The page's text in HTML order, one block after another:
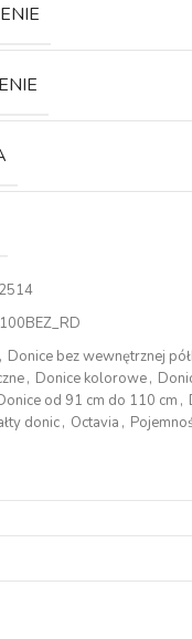
, Donice bez wewnętrznej
, Donice kolorowe,
od 91 cm do 110 cm ,
donic, Octavia ,